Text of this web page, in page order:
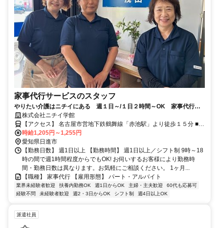
家事代行サービスのスタッフ
やりたい介護はニチイにある 週１日～/１日２時間～OK 家事代行ス
タッフ大募集！
株式会社ニチイ学館
【アクセス】 名古屋市営地下鉄鶴舞線「赤池駅」より徒歩１５分 ■住
所 愛知県 日進市 浅田平子一丁目110番地 ■アクセス 名古屋市営地下
鉄鶴舞線「赤池駅」より徒歩１５分
時給1,205円～1,255円
愛知県日進市
【勤務日数】 週1日以上 【勤務時間】 週1日以上／シフト制 9時～18
時の間で週1時間程度からでもOK! お伺いするお客様により勤務時
間・勤務日数は異なります。お気軽にご相談ください。 1ヶ月...
【職種】 家事代行 【雇用形態】 パート・アルバイト
業界未経験者歓迎 扶養内勤務OK 週1日からOK 主婦・主夫歓迎
60代も応募可
経験不問
未経験者歓迎 週2・3日からOK シフト制 週4日以上OK
派遣社員